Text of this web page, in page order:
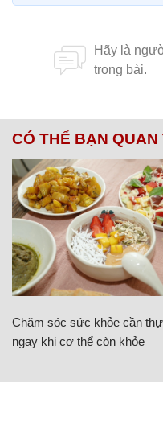
CÓ THỂ BẠN QUAN
Chăm sóc sức khỏe cần
ngay khi cơ thể còn khỏe